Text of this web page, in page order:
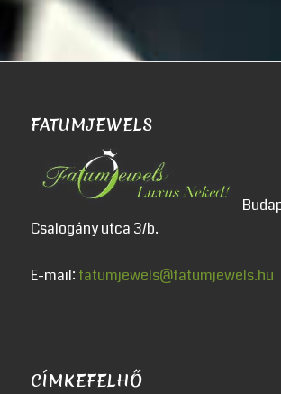
FATUMJEWELS
Csalogány utca 3/b.
E-mail: fatumjewels@fatumjewels.hu
CÍMKEFELHŐ